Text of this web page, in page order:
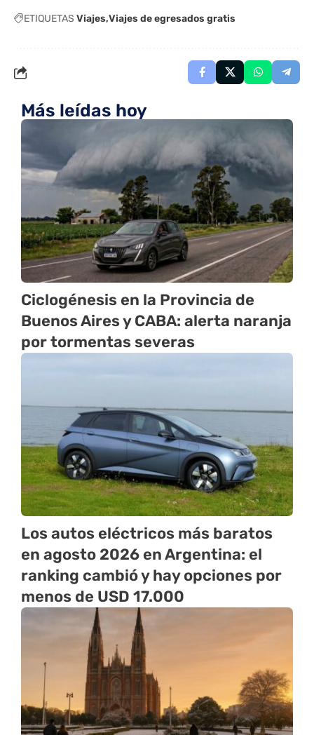
ETIQUETAS Viajes Viajes de egresados gratis
Más leídas hoy
Ciclogénesis en la Provincia de
Buenos Aires y CABA: alerta naranja
por tormentas severas
Los autos eléctricos más baratos
en agosto 2026 en Argentina: el
ranking cambió y hay opciones por
menos de USD 17.000